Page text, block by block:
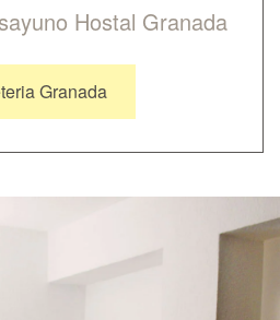
Hostal Granada
Granada